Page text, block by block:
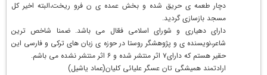
دچار طعمه ی حریق شده و بخش عمده ی ن فرو ریخت،البته اخیر کل
مسجد بازسازی گردید.
دارای دهیاری و شورای اسلامی فعّال می باشد. ضمنا شاخص ترین
شاعر،نویسنده ی و پژوهشگر روستا در حوزه ی زبان های ترکی و فارسی این
حقیر هستم که دارای۷ اثر منتشر شده و ۶ اثر منتشر نشده می باشم.
ارادتمند همیشگی تان عسگر علیائی کلیان(عماد یاشیل)